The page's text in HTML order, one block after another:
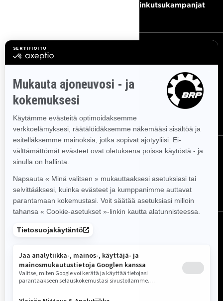
Takaisinkutsukampanjat
Saat tietää tuoreeltaan uusimmat uutiset,
tapahtumat ja tarjoukset.
SEURAA MEITÄ